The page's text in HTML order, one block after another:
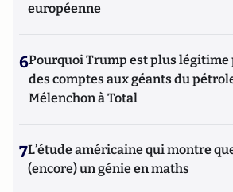
européenne
6Pourquoi Trump est plus
des comptes aux géants du
Mélenchon à Total
7L’étude américaine qui montre que
(encore) un génie en maths